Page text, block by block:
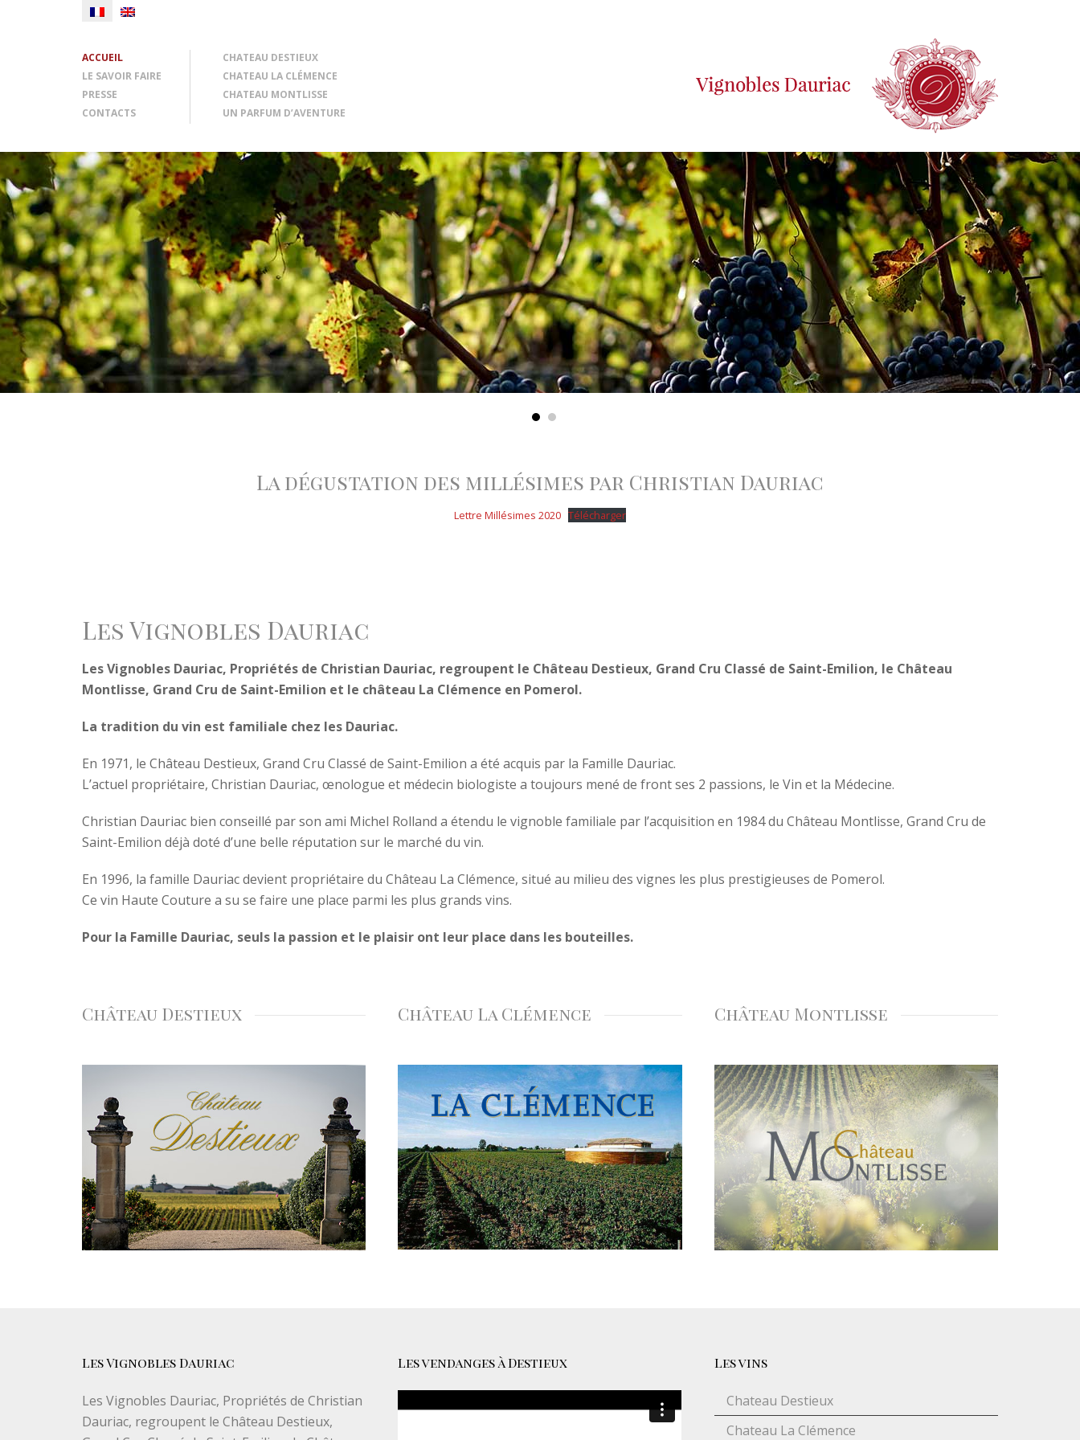
ACCUEIL
LE SAVOIR FAIRE
PRESSE
CONTACTS
CHATEAU DESTIEUX
CHATEAU LA CLÉMENCE
CHATEAU MONTLISSE
UN PARFUM D’AVENTURE
La dégustation des millésimes par Christian Dauriac
Lettre Millésimes 2020 Télécharger
Les Vignobles Dauriac
Les Vignobles Dauriac, Propriétés de Christian Dauriac, regroupent le Château Destieux, Grand Cru Classé de Saint-Emilion, le Château
Montlisse, Grand Cru de Saint-Emilion et le château La Clémence en Pomerol.
La tradition du vin est familiale chez les Dauriac.
En 1971, le Château Destieux, Grand Cru Classé de Saint-Emilion a été acquis par la Famille Dauriac.
L’actuel propriétaire, Christian Dauriac, œnologue et médecin biologiste a toujours mené de front ses 2 passions, le Vin et la Médecine.
Christian Dauriac bien conseillé par son ami Michel Rolland a étendu le vignoble familiale par l’acquisition en 1984 du Château Montlisse, Grand Cru de
Saint-Emilion déjà doté d’une belle réputation sur le marché du vin.
En 1996, la famille Dauriac devient propriétaire du Château La Clémence, situé au milieu des vignes les plus prestigieuses de Pomerol.
Ce vin Haute Couture a su se faire une place parmi les plus grands vins.
Pour la Famille Dauriac, seuls la passion et le plaisir ont leur place dans les bouteilles.
Château Destieux Château La Clémence Château Montlisse
Les Vignobles Dauriac
Les Vignobles Dauriac, Propriétés de Christian
Dauriac, regroupent le Château Destieux,
Les vendanges à Destieux Les vins
Chateau Destieux
Chateau La Clémence